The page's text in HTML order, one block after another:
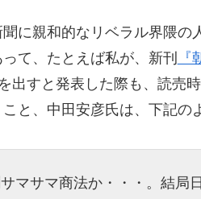
聞に親和的なリベラル界隈
て、たとえば私が、新刊
を出すと発表した際も、読売
と、中田安彦氏は、下記の
マサマ商法か・・・。結局